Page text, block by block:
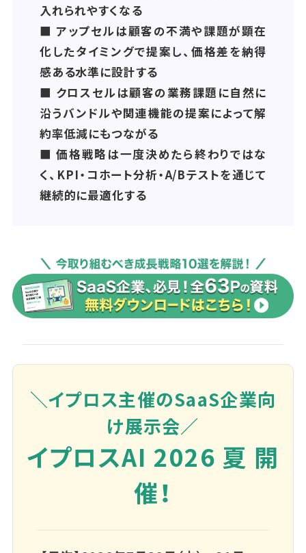
入れられやすくなる
■ アップセルは顧客の不満や課題が顕在
化したタイミングで提案し、価格差を納得
感ある水準に設計する
■ クロスセルは顧客の業務課題に自然に
沿うバンドルや関連機能の提案によって解
約率低減にもつながる
■ 価格戦略は一度決めたら終わりではな
く、KPI・コホート分析・A/Bテストを通じて
継続的に最適化する
＼イプロス主催のSaaS企業向
け展示会／
イプロスAI 2026 夏 開
催！